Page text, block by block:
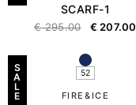
SCARF-1
€295.00 € 207.00
S
A
L
E
52
FIRE&ICE